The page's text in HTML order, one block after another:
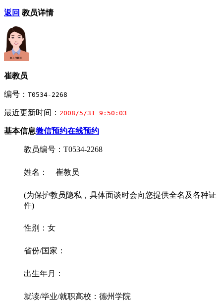
返回 教员详情
崔教员
编号： T0534-2268
最近更新时间： 2008/5/31 9:50:03
基本信息微信预约在线预约
教员编号：T0534-2268
姓名： 崔教员
(为保护教员隐私，具体面谈时会向您提供全名及各种证
件)
性别：女
省份/国家：
出生年月：
就读/毕业/就职高校：德州学院